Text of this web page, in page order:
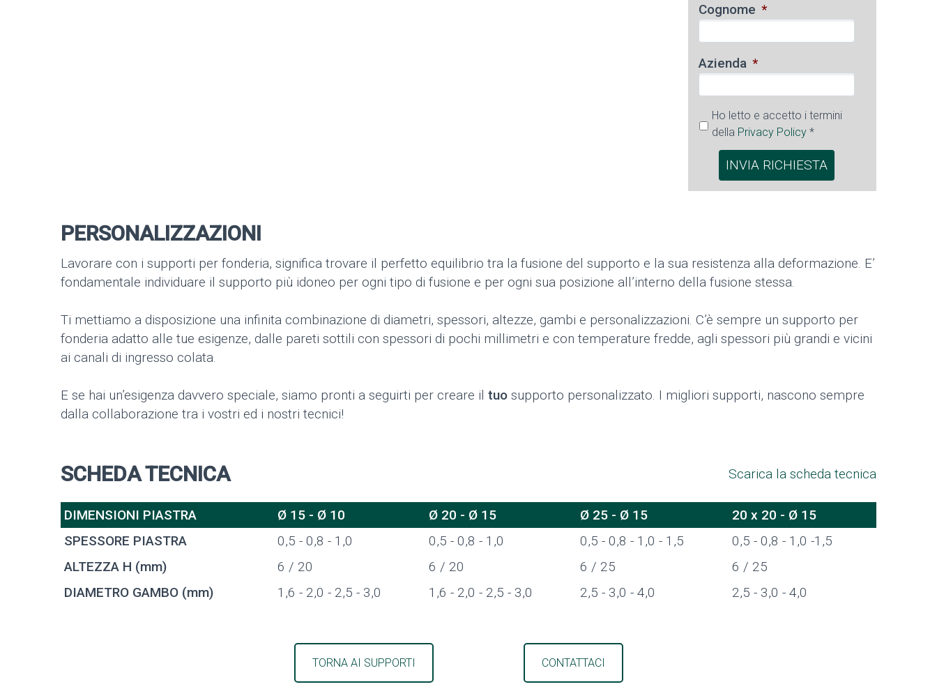
Cognome *
Azienda *
Ho letto e accetto i termini
della Privacy Policy *
PERSONALIZZAZIONI
Lavorare con i supporti per fonderia, significa trovare il perfetto equilibrio tra la fusione del supporto e la sua resistenza alla deformazione. E’
fondamentale individuare il supporto più idoneo per ogni tipo di fusione e per ogni sua posizione all’interno della fusione stessa.
Ti mettiamo a disposizione una infinita combinazione di diametri, spessori, altezze, gambi e personalizzazioni. C’è sempre un supporto per
fonderia adatto alle tue esigenze, dalle pareti sottili con spessori di pochi millimetri e con temperature fredde, agli spessori più grandi e vicini
ai canali di ingresso colata.
E se hai un’esigenza davvero speciale, siamo pronti a seguirti per creare il tuo supporto personalizzato. I migliori supporti, nascono sempre
dalla collaborazione tra i vostri ed i nostri tecnici!
SCHEDA TECNICA Scarica la scheda tecnica
DIMENSIONI PIASTRA Ø 15 - Ø 10 Ø 20 - Ø 15 Ø 25 - Ø 15
20 x 20 - Ø 15
SPESSORE PIASTRA
0,5 - 0,8 - 1,0 0,5 - 0,8 - 1,0 0,5 - 0,8 - 1,0 - 1,5
0,5 - 0,8 - 1,0 -1,5
ALTEZZA H (mm)
6 / 20 6 / 20 6 / 25
6 / 25
DIAMETRO GAMBO (mm)
1,6 - 2,0 - 2,5 - 3,0 1,6 - 2,0 - 2,5 - 3,0 2,5 - 3,0 - 4,0 2,5 - 3,0 - 4,0
TORNA AI SUPPORTI CONTATTACI